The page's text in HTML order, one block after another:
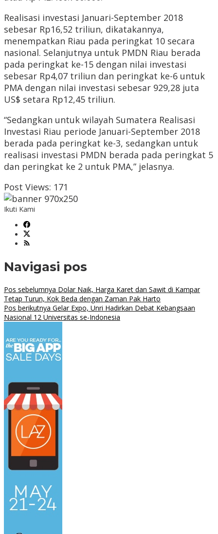
Realisasi investasi Januari-September 2018
sebesar Rp16,52 triliun, dikatakannya,
menempatkan Riau pada peringkat 10 secara
nasional. Selanjutnya untuk PMDN Riau berada
pada peringkat ke-15 dengan nilai investasi
sebesar Rp4,07 triliun dan peringkat ke-6 untuk
PMA dengan nilai investasi sebesar 929,28 juta
US$ setara Rp12,45 triliun.
“Sedangkan untuk wilayah Sumatera Realisasi
Investasi Riau periode Januari-September 2018
berada pada peringkat ke-3, sedangkan untuk
realisasi investasi PMDN berada pada peringkat 5
dan peringkat ke 2 untuk PMA,” jelasnya.
Post Views: 171
Ikuti Kami
Navigasi pos
Pos sebelumnya Dolar Naik, Harga Karet dan Sawit di Kampar
Tetap Turun, Kok Beda dengan Zaman Pak Harto
Pos berikutnya Gelar Expo, Unri Hadirkan Debat Kebangsaan
Nasional 12 Universitas se-Indonesia